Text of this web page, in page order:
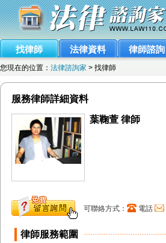
找律師 法律資料 律師諮詢
您現在的位置： 法律諮詢家 > 找律師
服務律師詳細資料
葉鞠萱 律師
可聯絡方式： 電話
律師服務範圍